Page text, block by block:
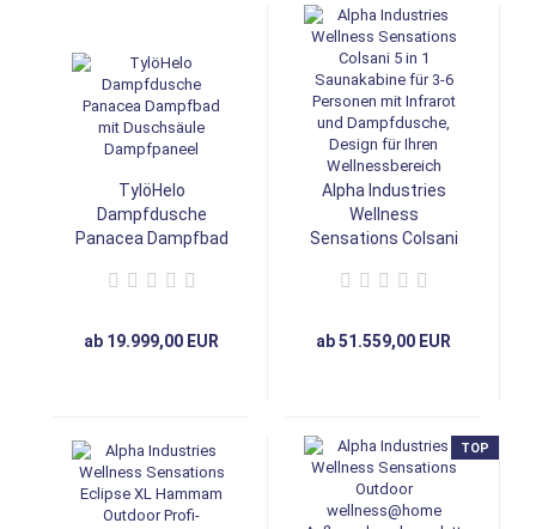
TylöHelo
Dampfdusche
Panacea Dampfbad
Dampfpaneel
ab 19.999,00 EUR
Alpha Industries
Wellness
Sensations Colsani
für 3-6 Personen mit
Dampfdusche,
Design für Ihren
ab 51.559,00 EUR
TOP